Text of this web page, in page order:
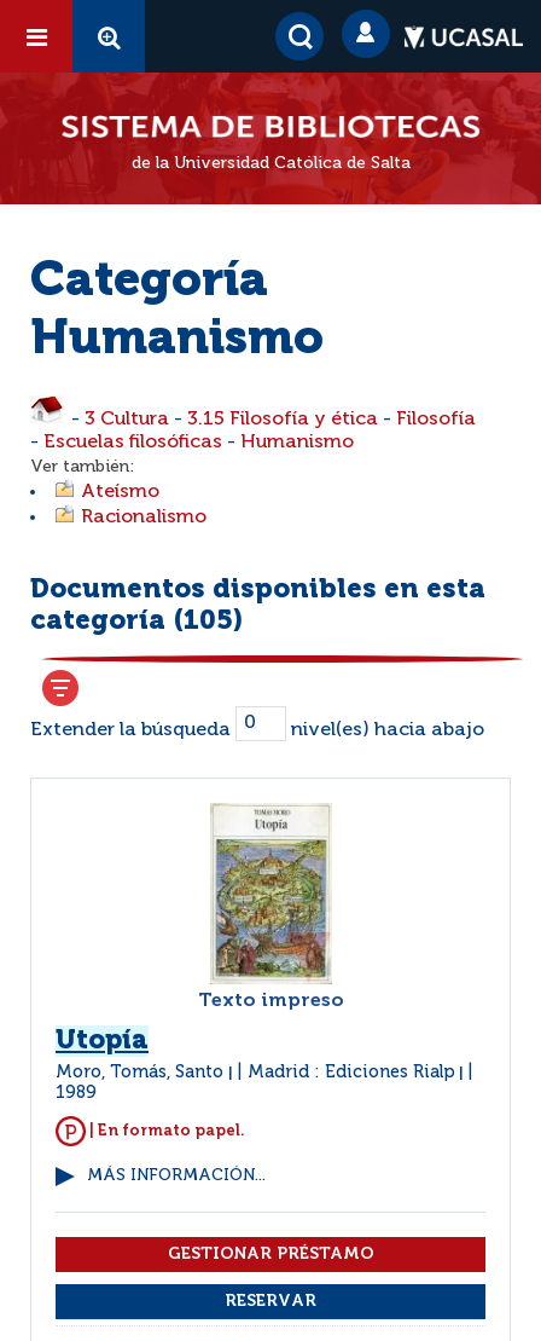
de la Universidad Católica de Salta
Categoría
Humanismo
- 3 Cultura - 3.15 Filosofía y ética - Filosofía
- Escuelas filosóficas - Humanismo
Ver también:
Ateísmo
Racionalismo
Documentos disponibles en esta
categoría (105)
Extender la búsqueda nivel(es) hacia abajo
Texto impreso
Utopía
Moro, Tomás, Santo Madrid : Ediciones Rialp
1989
| En formato papel.
MÁS INFORMACIÓN...